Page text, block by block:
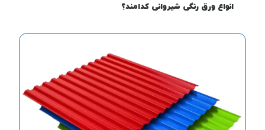
انواع ورق رنگی شیروانی کدامند؟